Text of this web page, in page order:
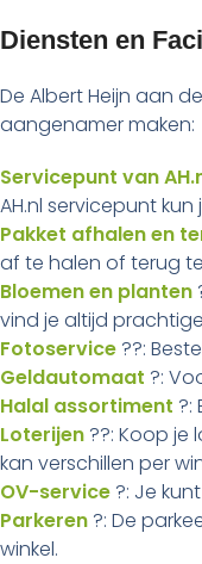
Diensten en
De Albert Heijn aan
aangenamer maken:
Servicepunt van
AH.nl servicepunt
Pakket afhalen en
af te halen of terug
Bloemen en planten
vind je altijd
Fotoservice ??:
Geldautomaat ?:
Halal assortiment ?:
Loterijen ??: Koop
kan verschillen per
OV-service ?: Je
Parkeren ?: De
winkel.